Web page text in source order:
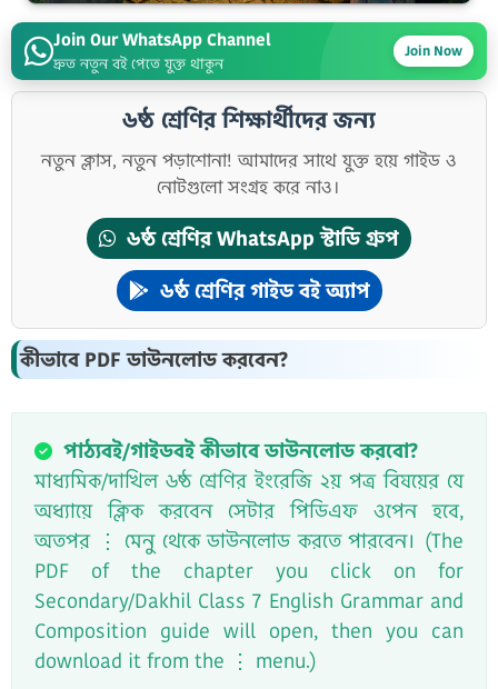
Join Our WhatsApp Channel
দ্রুত নতুন বই পেতে যুক্ত থাকুন
Join Now
৬ষ্ঠ শ্রেণির শিক্ষার্থীদের জন্য
নতুন ক্লাস, নতুন পড়াশোনা! আমাদের সাথে যুক্ত হয়ে গাইড ও
নোটগুলো সংগ্রহ করে নাও।
৬ষ্ঠ শ্রেণির WhatsApp স্টাডি গ্রুপ
৬ষ্ঠ শ্রেণির গাইড বই অ্যাপ
কীভাবে PDF ডাউনলোড করবেন?
পাঠ্যবই/গাইডবই কীভাবে ডাউনলোড করবো?
মাধ্যমিক/দাখিল ৬ষ্ঠ শ্রেণির ইংরেজি ২য় পত্র বিষয়ের যে
অধ্যায়ে ক্লিক করবেন সেটার পিডিএফ ওপেন হবে,
অতপর ⋮ মেনু থেকে ডাউনলোড করতে পারবেন। (The
PDF of the chapter you click on for
Secondary/Dakhil Class 7 English Grammar and
Composition guide will open, then you can
download it from the ⋮ menu.)